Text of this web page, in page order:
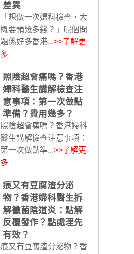
差異
「想做一次婦科檢查，大
概要預幾多錢？」呢個問
題係好多香港...>>了解更
多
照陰超會痛嗎？香港
婦科醫生講解檢查注
意事項：第一次做點
準備？費用幾多？
照陰超會痛嗎？香港婦科
醫生講解檢查注意事項：
第一次做點準...>>了解更
多
痕又有豆腐渣分泌
物？香港婦科醫生拆
解黴菌陰道炎：點解
反覆發作？點處理先
有效？
痕又有豆腐渣分泌物？香